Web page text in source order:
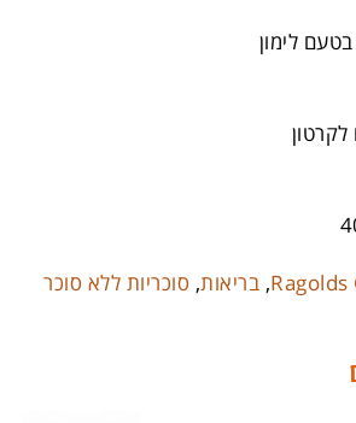
לימון
Ragolds
, בריאות, סוכריות ללא סוכר